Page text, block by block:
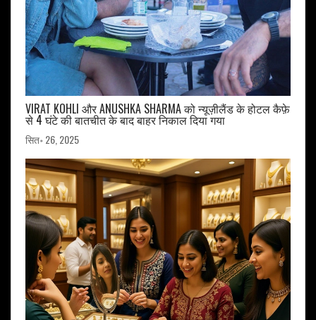
VIRAT KOHLI और ANUSHKA SHARMA को न्यूज़ीलैंड के होटल कैफ़े
से 4 घंटे की बातचीत के बाद बाहर निकाल दिया गया
सित॰ 26, 2025